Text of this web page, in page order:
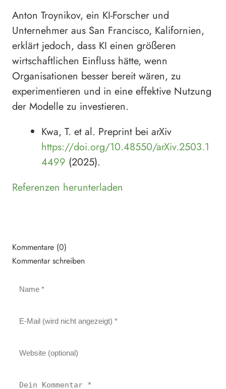
Anton Troynikov, ein KI-Forscher und
Unternehmer aus San Francisco, Kalifornien,
erklärt jedoch, dass KI einen größeren
wirtschaftlichen Einfluss hätte, wenn
Organisationen besser bereit wären, zu
experimentieren und in eine effektive Nutzung
der Modelle zu investieren.
Kwa, T. et al. Preprint bei arXiv
https://doi.org/10.48550/arXiv.2503.1
4499 (2025).
Referenzen herunterladen
Kommentare (0)
Kommentar schreiben